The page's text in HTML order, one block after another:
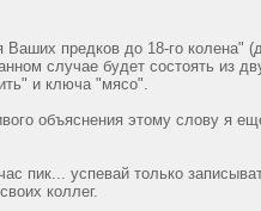
предков до 18-го колена"
случае будет состоять из
и ключа "мясо".
объяснения этому слову я
пик... успевай только
коллег.